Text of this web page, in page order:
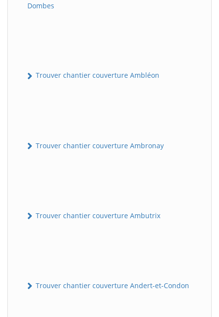
Dombes
Trouver chantier couverture Ambléon
Trouver chantier couverture Ambronay
Trouver chantier couverture Ambutrix
Trouver chantier couverture Andert-et-Condon